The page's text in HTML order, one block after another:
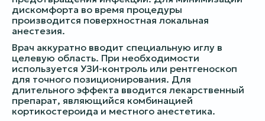
дискомфорта во время процедуры
производится поверхностная локальная
анестезия.
Врач аккуратно вводит специальную иглу в
целевую область. При необходимости
используется УЗИ-контроль или рентгеноскоп
для точного позиционирования. Для
длительного эффекта вводится лекарственный
препарат, являющийся комбинацией
кортикостероида и местного анестетика.